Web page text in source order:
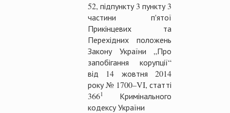
52, підпункту 3 пункту 3
частини п'ятої
Прикінцевих та
Перехідних положень
Закону України „Про
запобігання корупції“
від 14 жовтня 2014
року № 1700–VI, статті
3661
Кримінального
кодексу України